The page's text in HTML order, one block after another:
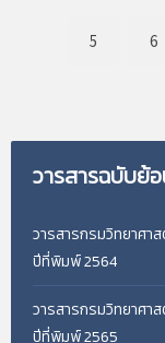
5 6
วารสารฉบับย้
วารสารกรมวิทยาศา
ปีที่พิมพ์ 2564
วารสารกรมวิทยาศา
ปีที่พิมพ์ 2565